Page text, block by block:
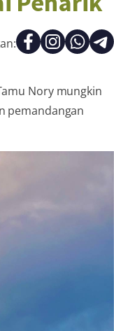
Nory mungkin
pemandangan